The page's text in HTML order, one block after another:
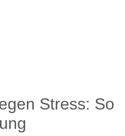
Stress: So